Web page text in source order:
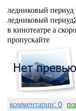
ледниковый периуд
ледниковый
в кинотеатре а
пропускайте
комментарии: 0